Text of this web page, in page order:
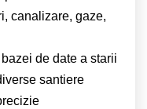
canalizare, gaze,
de date a starii
santiere